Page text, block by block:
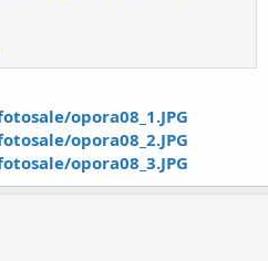
opora08_1.JPG
opora08_2.JPG
opora08_3.JPG